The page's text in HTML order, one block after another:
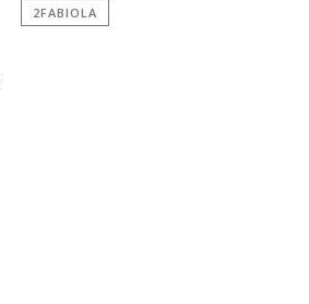
2FABIOLA